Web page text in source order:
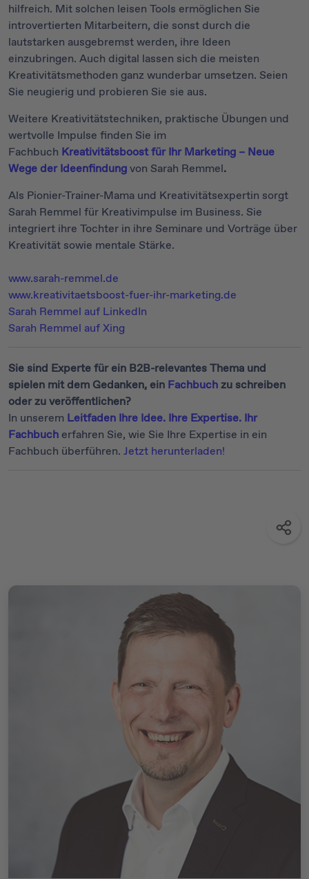
hilfreich. Mit solchen leisen Tools ermöglichen Sie
introvertierten Mitarbeitern, die sonst durch die
lautstarken ausgebremst werden, ihre Ideen
einzubringen. Auch digital lassen sich die meisten
Kreativitätsmethoden ganz wunderbar umsetzen. Seien
Sie neugierig und probieren Sie sie aus.
Weitere Kreativitätstechniken, praktische Übungen und
wertvolle Impulse finden Sie im
Fachbuch Kreativitätsboost für Ihr Marketing – Neue
Wege der Ideenfindungvon Sarah Remmel.
Als Pionier-Trainer-Mama und Kreativitätsexpertin sorgt
Sarah Remmel für Kreativimpulse im Business. Sie
integriert ihre Tochter in ihre Seminare und Vorträge über
Kreativität sowie mentale Stärke.
www.sarah-remmel.de
www.kreativitaetsboost-fuer-ihr-marketing.de
Sarah Remmel auf LinkedIn
Sarah Remmel auf Xing
Sie sind Experte für ein B2B-relevantes Thema und
spielen mit dem Gedanken, ein Fachbuchzu schreiben
oder zu veröffentlichen?
In unserem Leitfaden Ihre Idee. Ihre Expertise. Ihr
Fachbuch erfahren Sie, wie Sie Ihre Expertise in ein
Fachbuch überführen. Jetzt herunterladen!